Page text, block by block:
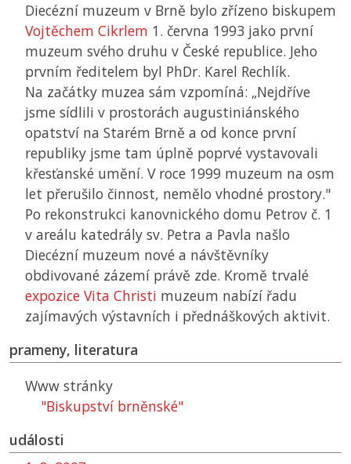
Diecézní muzeum v Brně bylo zřízeno biskupem
Vojtěchem Cikrlem 1. června 1993 jako první
muzeum svého druhu v České republice. Jeho
prvním ředitelem byl PhDr. Karel Rechlík.
Na začátky muzea sám vzpomíná: „Nejdříve
jsme sídlili v prostorách augustiniánského
opatství na Starém Brně a od konce první
republiky jsme tam úplně poprvé vystavovali
křesťanské umění. V roce 1999 muzeum na osm
let přerušilo činnost, nemělo vhodné prostory."
Po rekonstrukci kanovnického domu Petrov č. 1
v areálu katedrály sv. Petra a Pavla našlo
Diecézní muzeum nové a návštěvníky
obdivované zázemí právě zde. Kromě trvalé
expozice Vita Christi muzeum nabízí řadu
zajímavých výstavních i přednáškových aktivit.
prameny, literatura
Www stránky
"Biskupství brněnské"
události